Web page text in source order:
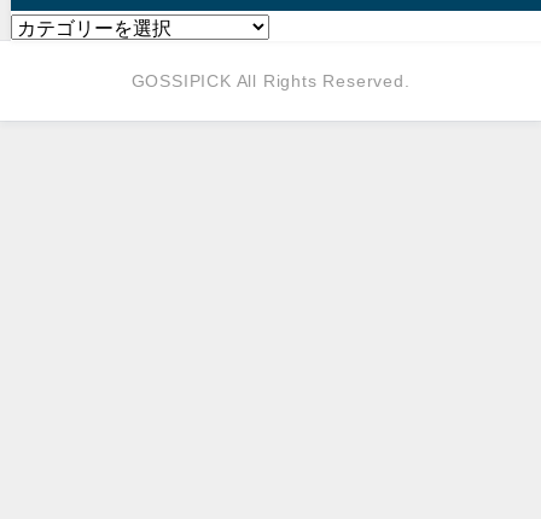
GOSSIPICK All Rights Reserved.